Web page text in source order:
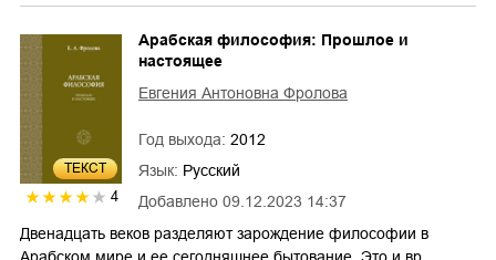
ТЕКСТ
4 Добавлено 09.12.2023 14:37
Арабская философия: Прошлое и
настоящее
Евгения Антоновна Фролова
Год выхода: 2012
Язык: Русский
Двенадцать веков разделяют зарождение философии в
Арабском мире и ее сегодняшнее бытование. Это и вр…